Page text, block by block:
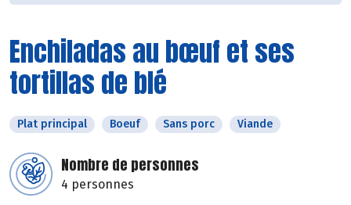
Enchiladas au bœuf et ses
tortillas de blé
Plat principal Boeuf Sans porc Viande
Nombre de personnes
4 personnes